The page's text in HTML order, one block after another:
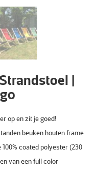
|
op en zit je goed!
beuken houten frame
coated polyester (230
van een full color